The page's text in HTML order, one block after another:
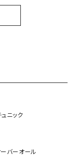
ュニック
ーバーオール